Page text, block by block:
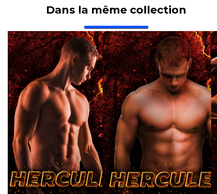
Dans la même collection